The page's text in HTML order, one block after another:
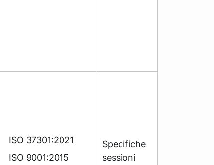
ISO 37301:2021
ISO 9001:2015
Specifiche
sessioni